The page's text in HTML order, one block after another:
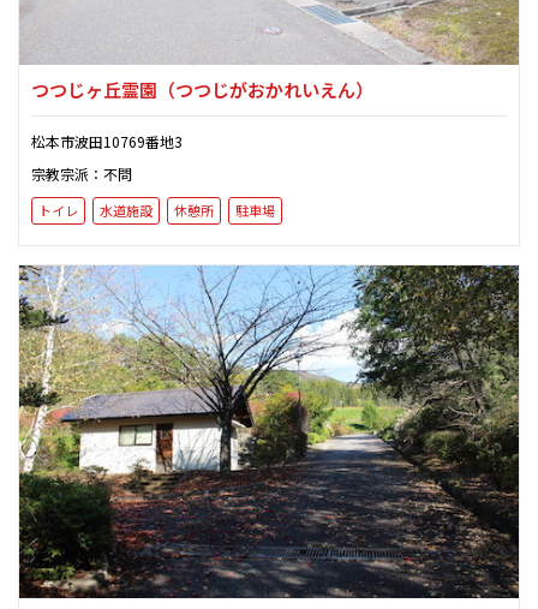
つつじヶ丘霊園 （つつじがおかれいえん）
松本市波田10769番地3
宗教宗派：不問
トイレ 水道施設 休憩所 駐車場